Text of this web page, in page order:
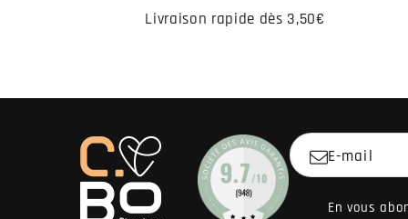
Livraison rapide dès 3,50€
E-mail
En vous